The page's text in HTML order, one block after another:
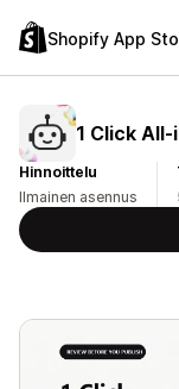
Shopify App
1 Click
Hinnoittelu
Ilmainen asennus